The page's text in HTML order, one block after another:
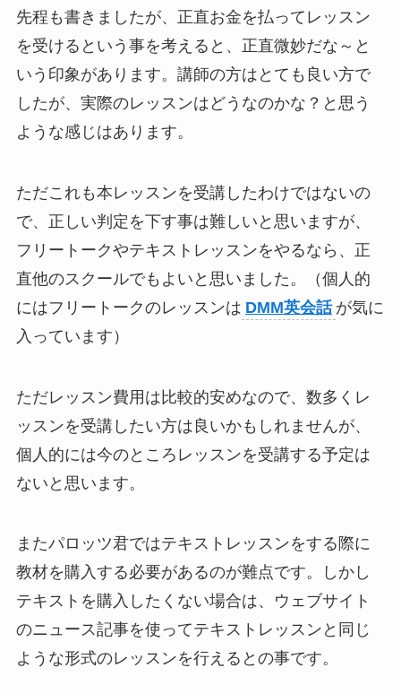
先程も書きましたが、正直お金を払ってレッスン
を受けるという事を考えると、正直微妙だな～と
いう印象があります。講師の方はとても良い方で
したが、実際のレッスンはどうなのかな？と思う
ような感じはあります。
ただこれも本レッスンを受講したわけではないの
で、正しい判定を下す事は難しいと思いますが、
フリートークやテキストレッスンをやるなら、正
直他のスクールでもよいと思いました。（個人的
にはフリートークのレッスンは DMM英会話 が気に
入っています）
ただレッスン費用は比較的安めなので、数多くレ
ッスンを受講したい方は良いかもしれませんが、
個人的には今のところレッスンを受講する予定は
ないと思います。
またパロッツ君ではテキストレッスンをする際に
教材を購入する必要があるのが難点です。しかし
テキストを購入したくない場合は、ウェブサイト
のニュース記事を使ってテキストレッスンと同じ
ような形式のレッスンを行えるとの事です。